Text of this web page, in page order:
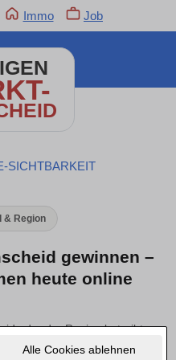
Alle Cookies ablehnen
Immo Job
SICHTBARKEIT
& Region
gewinnen –
heute online
oder der Region betreibt,
keine neuen Aufträge mehr.